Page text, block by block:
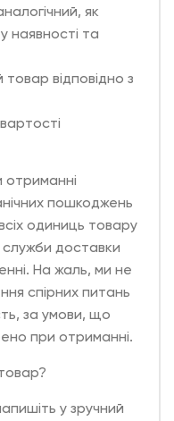
як
наявності та
відповідно з
отриманні
пошкоджень
одиниць товару
служби доставки
На жаль, ми не
спірних питань
за умови, що
при отриманні.
у зручний